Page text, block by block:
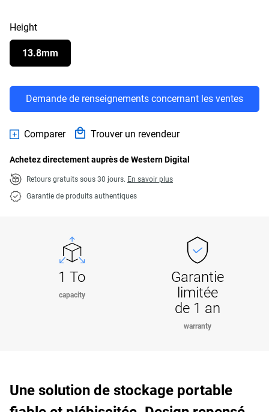
Height
13.8mm
Demande de renseignements concernant les ventes
Comparer Trouver un revendeur
Achetez directement auprès de Western Digital
Retours gratuits sous 30 jours. En savoir plus
Garantie de produits authentiques
1 To
capacity
Garantie
limitée
de 1 an
warranty
Une solution de stockage portable